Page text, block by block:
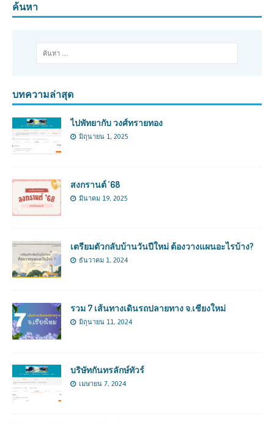
ค้นหา
บทความล่าสุด
ไปพัทยากับ วงศ์ทรายทอง
มิถุนายน 1, 2025
สงกรานต์ ’68
มีนาคม 19, 2025
เตรียมตัวกลับบ้านวันปีใหม่ ต้องวางแผนอะไรบ้าง?
ธันวาคม 1, 2024
รวม 7 เส้นทางเดินรถปลายทาง จ.เชียงใหม่
มิถุนายน 11, 2024
บริษัทกันทรลักษ์ทัวร์
เมษายน 7, 2024